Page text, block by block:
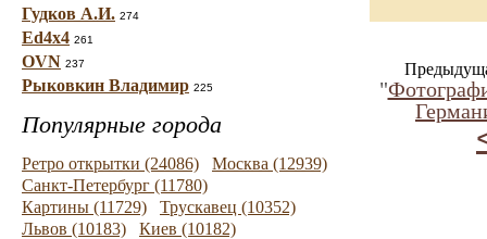
Гудков А.И. 274
Ed4x4 261
OVN 237
Рыковкин Владимир 225
Популярные города
Ретро открытки (24086)
Москва (12939)
Санкт-Петербург (11780)
Картины (11729)
Трускавец (10352)
Львов (10183)
Киев (10182)
"